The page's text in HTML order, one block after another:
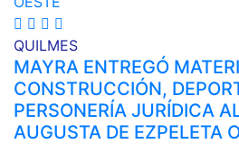
QUILMES
MAYRA ENTREGÓ
CONSTRUCCIÓN,
PERSONERÍA JURÍDICA
AUGUSTA DE EZPELETA